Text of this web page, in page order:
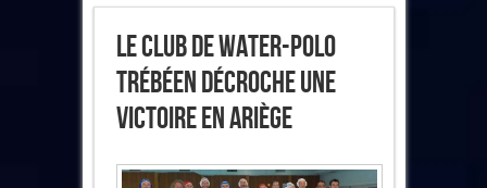
Le Club De Water-Polo
Trébéen Décroche Une
Victoire En Ariège